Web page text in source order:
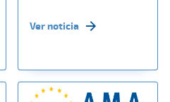
Ver noticia